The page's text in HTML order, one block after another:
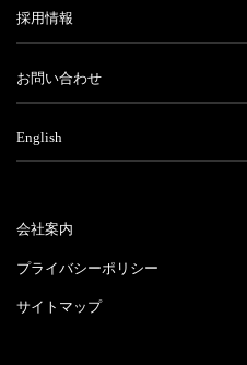
採用情報
お問い合わせ
English
会社案内
プライバシーポリシー
サイトマップ